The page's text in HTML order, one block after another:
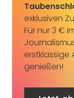
exklusiven
Für nur 3 €
erstklassige
genießen!